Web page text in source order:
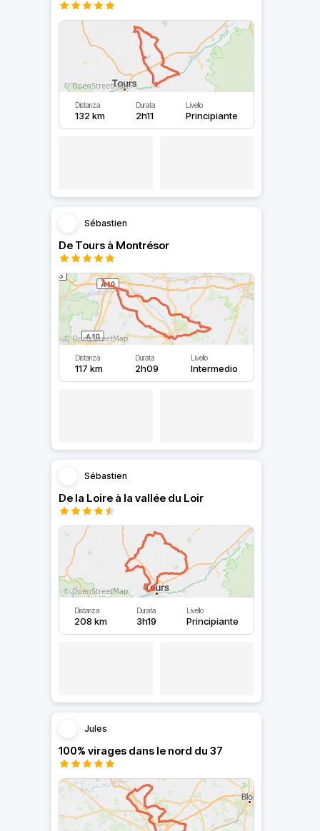
Distanza
132 km
Durata
2h11
Livello
Principiante
Sébastien
De Tours à Montrésor
Distanza
117 km
Durata
2h09
Livello
Intermedio
Sébastien
De la Loire à la vallée du Loir
Distanza
208 km
Durata
3h19
Livello
Principiante
Jules
100% virages dans le nord du 37